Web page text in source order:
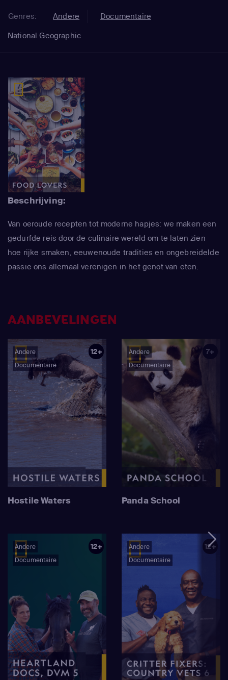
Genres: Andere
Documentaire
National Geographic
Beschrijving:
Van oeroude recepten tot moderne hapjes: we maken een
gedurfde reis door de culinaire wereld om te laten zien
hoe rijke smaken, eeuwenoude tradities en ongebreidelde
passie ons allemaal verenigen in het genot van eten.
AANBEVELINGEN
Andere
Documentaire
12+
Hostile Waters
Andere
Documentaire
7+
Panda School
Andere
Documentaire
12+
Andere
Documentaire
12+